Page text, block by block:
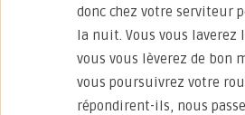
donc chez votre serviteur
la nuit. Vous vous laverez
vous vous lèverez de bon
vous poursuivrez votre
répondirent-ils, nous